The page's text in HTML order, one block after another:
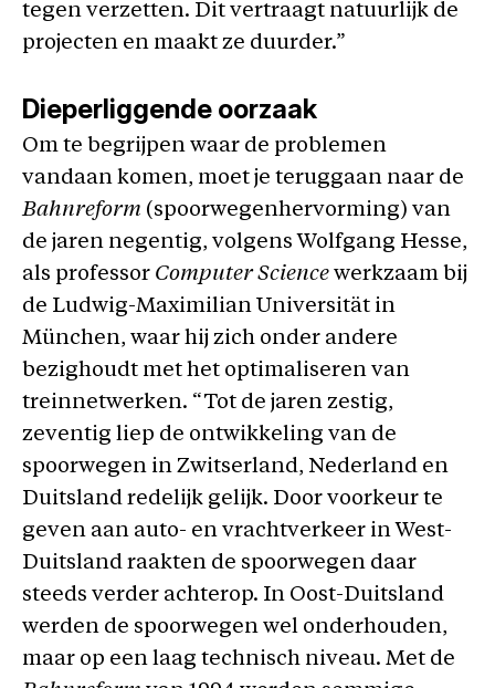
tegen verzetten. Dit vertraagt natuurlijk de
projecten en maakt ze duurder.”
Dieperliggende oorzaak
Om te begrijpen waar de problemen
vandaan komen, moet je teruggaan naar de
Bahnreform (spoorwegenhervorming) van
de jaren negentig, volgens Wolfgang Hesse,
als professor Computer Science werkzaam bij
de Ludwig-Maximilian Universität in
München, waar hij zich onder andere
bezighoudt met het optimaliseren van
treinnetwerken. “Tot de jaren zestig,
zeventig liep de ontwikkeling van de
spoorwegen in Zwitserland, Nederland en
Duitsland redelijk gelijk. Door voorkeur te
geven aan auto- en vrachtverkeer in West-
Duitsland raakten de spoorwegen daar
steeds verder achterop. In Oost-Duitsland
werden de spoorwegen wel onderhouden,
maar op een laag technisch niveau. Met de